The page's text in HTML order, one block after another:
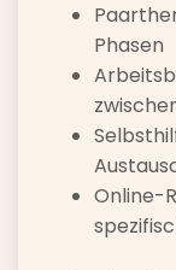
Phasen
Online-